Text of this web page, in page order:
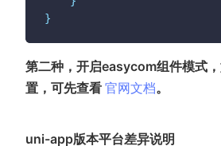
}
第二种，开启easycom组件模式
置，可先查看 官网文档(opens
。
uni-app版本平台差异说明